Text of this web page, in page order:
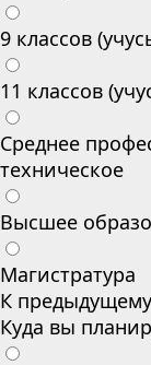
9 классов
11 классов
Среднее
техническое
Высшее
Магистратура
К
Куда вы